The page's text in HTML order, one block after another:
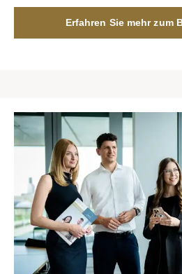
Erfahren Sie mehr zum